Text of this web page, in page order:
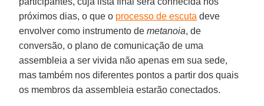
próximos dias, o que o processo de escuta deve
envolver como instrumento demetanoia, de
conversão, o plano de comunicação de uma
assembleia a ser vivida não apenas em sua sede,
mas também nos diferentes pontos a partir dos quais
os membros da assembleia estarão conectados.